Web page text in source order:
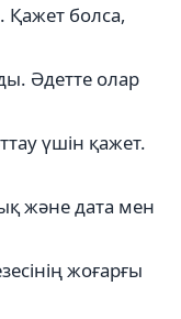
болса,
Әдетте олар
үшін қажет.
және дата мен
жоғарғы